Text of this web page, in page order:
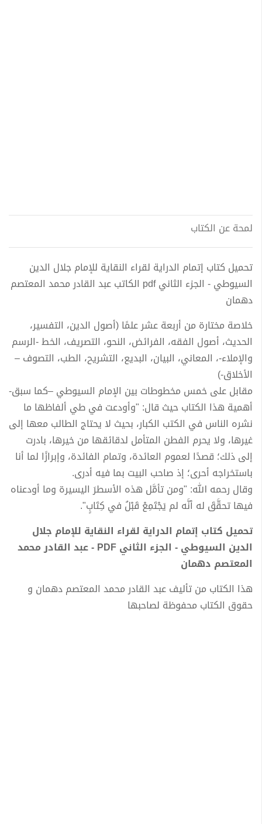
لمحة عن الكتاب
تحميل كتاب إتمام الدراية لقراء النقاية للإمام جلال الدين
السيوطي - الجزء الثاني pdf الكاتب عبد القادر محمد المعتصم
دهمان
خلاصة مختارة من أربعة عشر علمًا (أصول الدين، التفسير،
الحديث، أصول الفقه، الفرائض، النحو، التصريف، الخط -الرسم
والإملاء-، المعاني، البيان، البديع، التشريح، الطب، التصوف –
الأخلاق-)
مقابل على خمس مخطوطات بين الإمام السيوطي –كما سبق-
أهمية هذا الكتاب حيث قال: "وأودعت في طي ألفاظها ما
نشره الناس في الكتب الكبار، بحيث لا يحتاج الطالب معها إلى
غيرها، ولا يحرم الفطن المتأمل لدقائقها من خيرها، بادرت
إلى ذلك؛ قصدًا لعموم العائدة، وتمام الفائدة، وإبرازًا لما أنا
باستخراجه أحرى؛ إذ صاحب البيت بما فيه أدرى.
وقال رحمه الله: "ومن تأمَّل هذه الأسطرَ اليسيرة وما أودعناه
فيها تحقَّقَ له أنَّه لم يَجْتَمِعْ قَبْلُ في كِتَابٍ".
تحميل كتاب إتمام الدراية لقراء النقاية للإمام جلال
الدين السيوطي - الجزء الثاني PDF - عبد القادر محمد
المعتصم دهمان
هذا الكتاب من تأليف عبد القادر محمد المعتصم دهمان و
حقوق الكتاب محفوظة لصاحبها